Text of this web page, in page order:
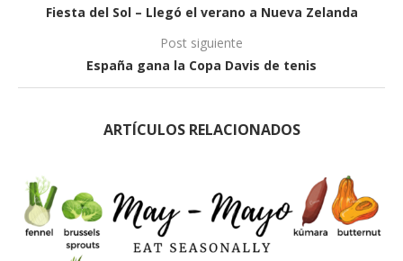
Fiesta del Sol – Llegó el verano a Nueva Zelanda
Post siguiente
España gana la Copa Davis de tenis
ARTÍCULOS RELACIONADOS